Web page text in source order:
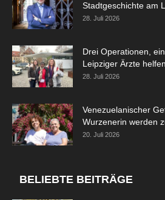
Stadtgeschichte am
28. Juli 2026
Drei Operationen,
Leipziger Ärzte
28. Juli 2026
Venezuelanischer
Wurzenerin werden
20. Juli 2026
BELIEBTE BEITRÄGE